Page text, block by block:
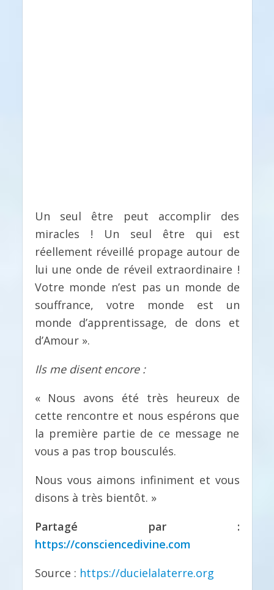
Un seul être peut accomplir des
miracles ! Un seul être qui est
réellement réveillé propage autour de
lui une onde de réveil extraordinaire !
Votre monde n’est pas un monde de
souffrance, votre monde est un
monde d’apprentissage, de dons et
d’Amour ».
Ils me disent encore :
« Nous avons été très heureux de
cette rencontre et nous espérons que
la première partie de ce message ne
vous a pas trop bousculés.
Nous vous aimons infiniment et vous
disons à très bientôt. »
Partagé par :
https://consciencedivine.com
Source : https://ducielalaterre.org